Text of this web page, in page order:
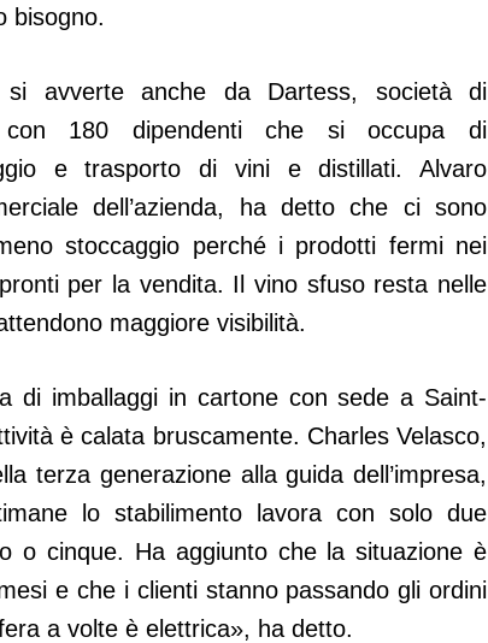
bisogno.
si avverte anche da Dartess, società di
con 180 dipendenti che si occupa di
e trasporto di vini e distillati. Alvaro
dell’azienda, ha detto che ci sono
stoccaggio perché i prodotti fermi nei
per la vendita. Il vino sfuso resta nelle
maggiore visibilità.
di imballaggi in cartone con sede a Saint-
è calata bruscamente. Charles Velasco,
terza generazione alla guida dell’impresa,
lo stabilimento lavora con solo due
o cinque. Ha aggiunto che la situazione è
e che i clienti stanno passando gli ordini
a volte è elettrica», ha detto.